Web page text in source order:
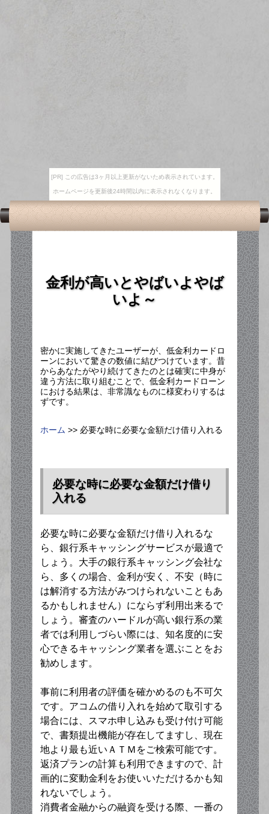
[PR] この広告は3ヶ月以上更新がないため表示されています。
ホームページを更新後24時間以内に表示されなくなります。
金利が高いとやばいよやば
いよ～
密かに実施してきたユーザーが、低金利カードロ
ーンにおいて驚きの数値に結びつけています。昔
からあなたがやり続けてきたのとは確実に中身が
違う方法に取り組むことで、低金利カードローン
における結果は、非常識なものに様変わりするは
ずです。
ホーム >> 必要な時に必要な金額だけ借り入れる
必要な時に必要な金額だけ借り
入れる
必要な時に必要な金額だけ借り入れるな
ら、銀行系キャッシングサービスが最適で
しょう。大手の銀行系キャッシング会社な
ら、多くの場合、金利が安く、不安（時に
は解消する方法がみつけられないこともあ
るかもしれません）にならず利用出来るで
しょう。審査のハードルが高い銀行系の業
者では利用しづらい際には、知名度的に安
心できるキャッシング業者を選ぶことをお
勧めします。
事前に利用者の評価を確かめるのも不可欠
です。アコムの借り入れを始めて取引する
場合には、スマホ申し込みも受け付け可能
で、書類提出機能が存在してますし、現在
地より最も近いＡＴＭをご検索可能です。
返済プランの計算も利用できますので、計
画的に変動金利をお使いいただけるかも知
れないでしょう。
消費者金融からの融資を受ける際、一番の